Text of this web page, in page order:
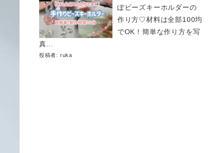
ぽビーズキーホルダーの
作り方♡材料は全部100均
でOK！簡単な作り方を写
真...
投稿者: ruka